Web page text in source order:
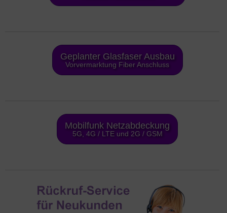
Geplanter Glasfaser Ausbau
Vorvermarktung Fiber Anschluss
Mobilfunk Netzabdeckung
5G, 4G / LTE und 2G / GSM